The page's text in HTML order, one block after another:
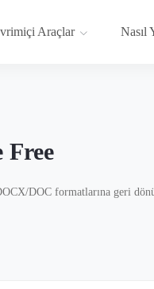
Araçlar Nasıl
DOC formatlarına geri